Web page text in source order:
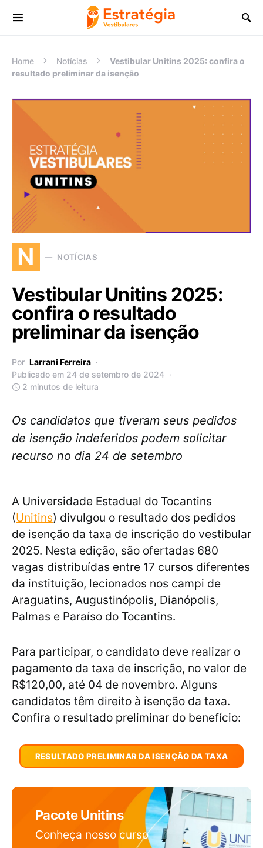
Procurar:
Home Notícias
Vestibular Unitins 2025: confira o
resultado preliminar da isenção
N NOTÍCIAS
Vestibular Unitins 2025:
confira o resultado
preliminar da isenção
Por Larrani Ferreira
Publicado em 24 de setembro de 2024
2 minutos de leitura
Os candidatos que tiveram seus pedidos
de isenção indeferidos podem solicitar
recurso no dia 24 de setembro
A Universidade Estadual do Tocantins
(Unitins) divulgou o resultado dos pedidos
de isenção da taxa de inscrição do vestibular
2025. Nesta edição, são ofertadas 680
vagas distribuídas entre 17 cursos diferentes
da instituição, lecionados nos campi de
Araguatins, Augustinópolis, Dianópolis,
Palmas e Paraíso do Tocantins.
Para participar, o candidato deve realizar o
pagamento da taxa de inscrição, no valor de
R$120,00, até 04 de novembro. Alguns
candidatos têm direito à isenção da taxa.
Confira o resultado preliminar do benefício:
RESULTADO PRELIMINAR DA ISENÇÃO DA TAXA
Pacote Unitins
Conheça nosso curso